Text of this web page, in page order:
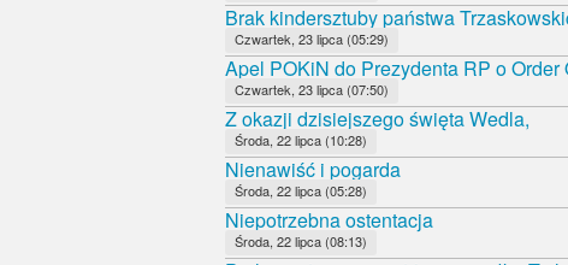
Brak kindersztuby państwa
Czwartek, 23 lipca (05:29)
Apel POKiN do Prezydenta RP o Order
Czwartek, 23 lipca (07:50)
Z okazji dzisiejszego święta Wedla,
Środa, 22 lipca (10:28)
Nienawiść i pogarda
Środa, 22 lipca (05:28)
Niepotrzebna ostentacja
Środa, 22 lipca (08:13)